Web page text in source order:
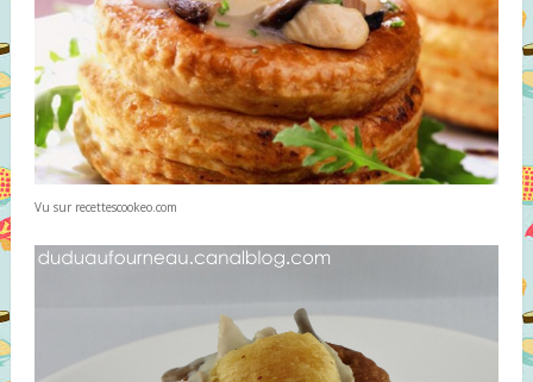
Vu sur recettescookeo.com